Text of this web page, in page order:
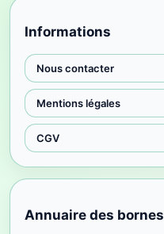
Informations
Nous contacter
Mentions légales
CGV
Annuaire des bornes